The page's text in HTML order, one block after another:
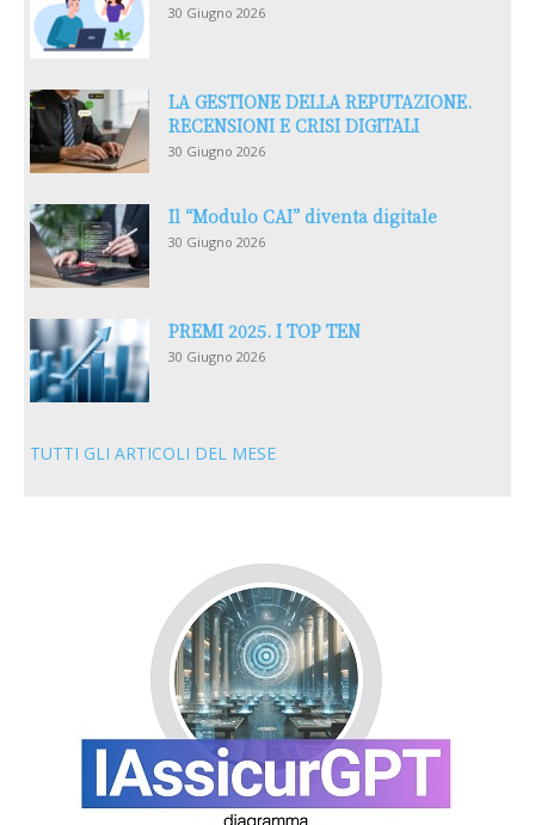
30 Giugno 2026
LA GESTIONE DELLA REPUTAZIONE.
RECENSIONI E CRISI DIGITALI
30 Giugno 2026
Il “Modulo CAI” diventa digitale
30 Giugno 2026
PREMI 2025. I TOP TEN
30 Giugno 2026
TUTTI GLI ARTICOLI DEL MESE